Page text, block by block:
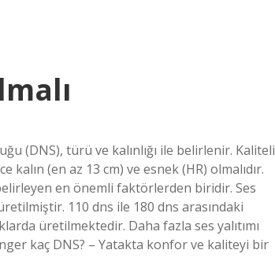
(DNS), türü ve kalınlığı ile belirlenir. Kaliteli
(en az 13 cm) ve esnek (HR) olmalıdır.
en önemli faktörlerden biridir. Ses
110 dns ile 180 dns arasındaki
üretilmektedir. Daha fazla ses yalıtımı
kaç DNS? – Yatakta konfor ve kaliteyi bir